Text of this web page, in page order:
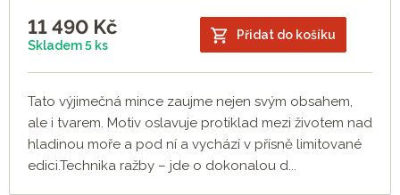
11 490 Kč
Skladem 5 ks
Přidat do košíku
Tato výjimečná mince zaujme nejen svým obsahem,
ale i tvarem. Motiv oslavuje protiklad mezi životem nad
hladinou moře a pod ní a vychází v přísně limitované
edici.Technika ražby – jde o dokonalou d...